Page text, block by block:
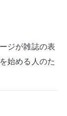
ジが雑誌の表
始める人のた